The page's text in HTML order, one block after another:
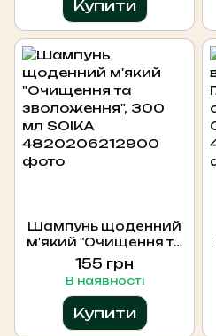
Купити
Шампунь щоденний
м'який "Очищення та
зволоження", 300 мл
SOIKA
155 грн
В наявності
Купити